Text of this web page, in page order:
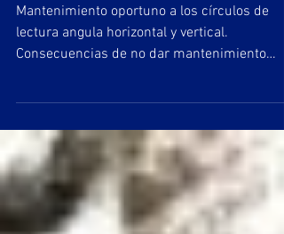
Horizontal y Vertical en
TPS
Consecuencias de no dar mantenimiento
oportuno.